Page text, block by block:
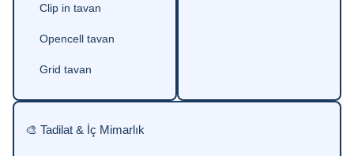
Clip in tavan
Opencell tavan
Grid tavan
🎨 Tadilat & İç Mimarlık